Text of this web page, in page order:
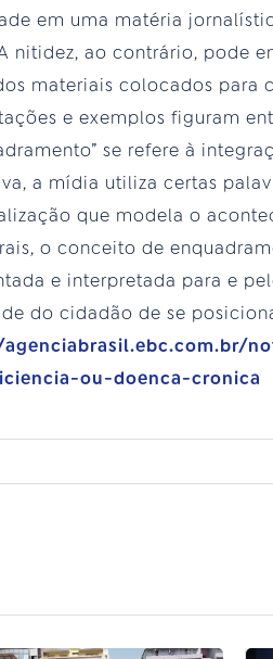
em uma matéria
nitidez, ao contrário, pode
materiais colocados para
e exemplos figuram
se refere à
a mídia utiliza certas
que modela o
o conceito de
e interpretada para e
do cidadão de se
ou-doenca-cronica